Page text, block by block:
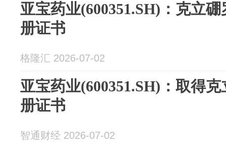
亚宝药业(600351.SH)：克立
册证书
格隆汇 2026-07-02
亚宝药业(600351.SH)：取得
册证书
智通财经 2026-07-02